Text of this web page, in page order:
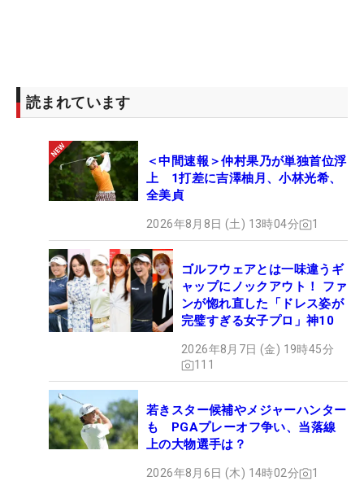
読まれています
＜中間速報＞仲村果乃が単独首位浮
上 1打差に吉澤柚月、小林光希、
全美貞
2026年8月8日 (土) 13時04分 1
ゴルフウェアとは一味違うギ
ャップにノックアウト！ ファ
ンが惚れ直した「ドレス姿が
完璧すぎる女子プロ」神10
2026年8月7日 (金) 19時45分
111
若きスター候補やメジャーハンター
も PGAプレーオフ争い、当落線
上の大物選手は？
2026年8月6日 (木) 14時02分 1